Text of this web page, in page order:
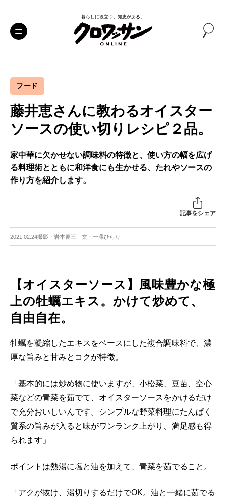
暮らしに役立つ、知恵がある。
フード
藤井恵さんに教わるオイスター
ソースの使い切りレシピ２品。
家中華に欠かせない調味料の特徴と、使い方の幅を広げ
る料理術とともに和洋食にも生かせる、たれやソースの
作り方を紹介します。
記事をシェア
2021.02.24撮影・岩本慶三 文・一澤ひらり
【オイスターソース】風味豊かな極
上の牡蠣エキス。かけて炒めて、
自由自在。
牡蠣を凝縮したエキスをベースにした複合調味料で、濃
厚な旨みと甘みとコクが特徴。
「基本的には炒め物に使いますが、小松菜、豆苗、空心
菜などの青菜を茹でて、オイスターソースをかけるだけ
で充分おいしいんです。シンプルな野菜料理にたんぱく
質系の旨みが入ると味がワンランク上がり、満足感も得
られます」
ポイントは熱湯に塩と油を加えて、青菜を茹でること。
「アクが抜け、湯切りするだけでOK。油と一緒に茹でる